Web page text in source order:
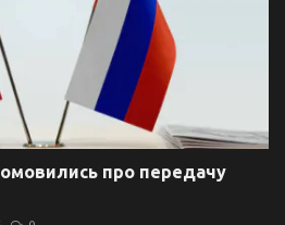
про передачу